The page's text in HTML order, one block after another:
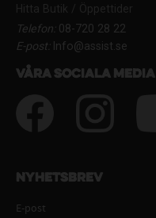
Hitta Butik / Öppettider
Telefon:08-720 28 22
E-post:Info@assist.se
Våra sociala media
Nyhetsbrev
E-post